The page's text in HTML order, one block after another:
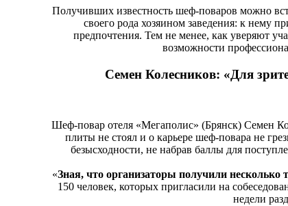
Получивших известность шеф-поваров можно
своего рода хозяином заведения: к нему
предпочтения. Тем не менее, как уверяют
возможности
Семен Колесников: «Для
Шеф-повар отеля «Мегаполис» (Брянск) Семен
плиты не стоял и о карьере шеф-повара не
безысходности, не набрав баллы для
«Зная, что организаторы получили несколько
150 человек, которых пригласили на
недели